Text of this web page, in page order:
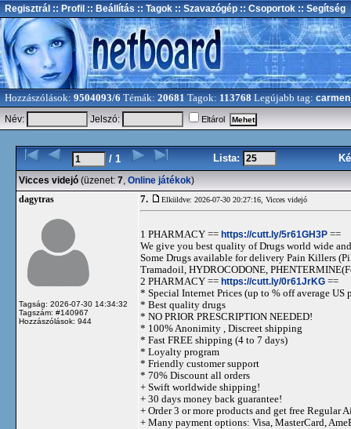
Regisztrál :: Profil :: Beállítás :: Tagok :: Szavazógép :: Csoportok :: Segítség
Hozzászólások: 9504093/6 Témák: 20681 Tagok: 113768 Legújabb tag:
Név:
Jelszó: Eltárol
/ 1 Lista:
Vicces videjó (üzenet: 7, Online játékok)
dagytras
Tagság: 2026-07-30 14:34:32
Tagszám: #140967
Hozzászólások: 944
7. Elküldve: 2026-07-30 20:27:16, Vicces videjó
1 PHARMACY == https://cutt.ly/5r61GH3P ==
We give you best quality of Drugs world wide
Some Drugs available for delivery Pain Killers
Tramadoil, HYDROCODONE,
2 PHARMACY == https://cutt.ly/0r61JrKG ==
* Special Internet Prices (up to % off average US
* Best quality drugs
* NO PRIOR PRESCRIPTION NEEDED!
* 100% Anonimity , Discreet shipping
* Fast FREE shipping (4 to 7 days)
* Loyalty program
* Friendly customer support
* 70% Discount all orders
+ Swift worldwide shipping!
+ 30 days money back guarantee!
+ Order 3 or more products and get free Regular
+ Many payment options: Visa, MasterCard,